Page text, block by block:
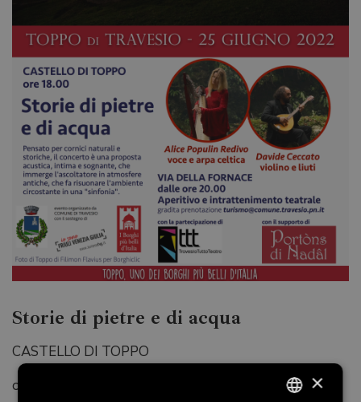
Storie di pietre e di acqua
CASTELLO DI TOPPO
ob 18.00
×